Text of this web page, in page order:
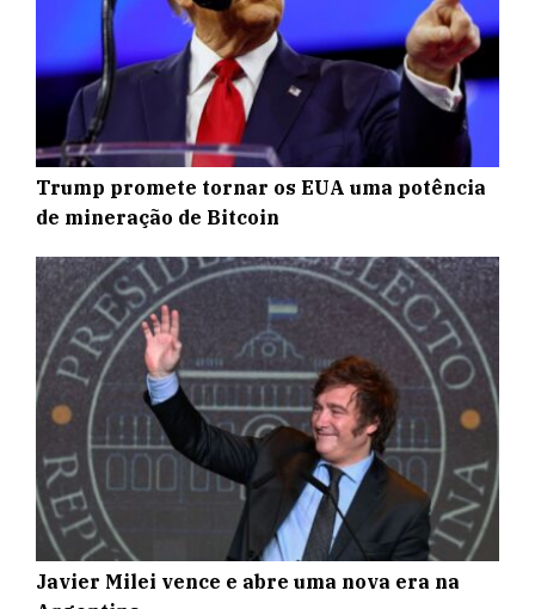
Trump promete tornar os EUA uma potência
de mineração de Bitcoin
Javier Milei vence e abre uma nova era na